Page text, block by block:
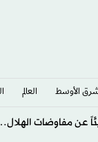
الأوسط​ العالم